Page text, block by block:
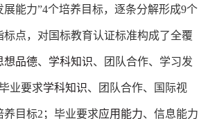
展能力”4个培养目标，逐条分解形成9个
标点，对国标教育认证标准构成了全覆
想品德、 学科知识、 团队合作、 学习发
业要求学科知识、 团队合作、国际视
养目标2 ；毕业要求应用能力、 信息能力